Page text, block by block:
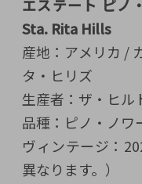
エステート ピノ
Sta. Rita Hills
産地：アメリカ /
タ・ヒリズ
生産者：ザ・ヒル
品種：ピノ・ノワ
ヴィンテージ：
異なります。）